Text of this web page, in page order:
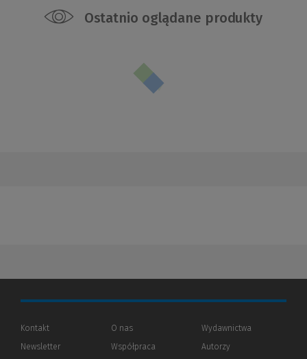
Ostatnio oglądane produkty
Kontakt
Newsletter
O nas
Współpraca
Wydawnictwa
Autorzy